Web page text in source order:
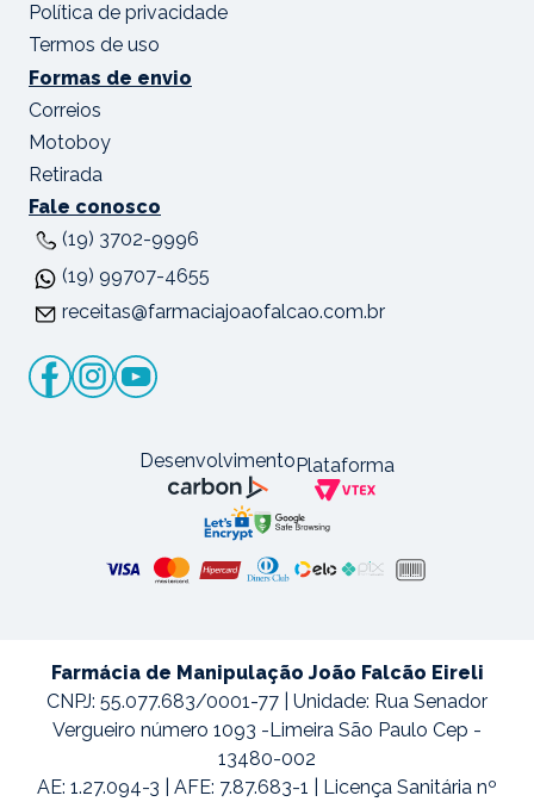
Política de privacidade
Termos de uso
Formas de envio
Correios
Motoboy
Retirada
Fale conosco
(19) 3702-9996
(19) 99707-4655
receitas@farmaciajoaofalcao.com.br
DesenvolvimentoPlataforma
Farmácia de Manipulação João Falcão Eireli
CNPJ: 55.077.683/0001-77 | Unidade: Rua Senador
Vergueiro número 1093 -Limeira São Paulo Cep -
13480-002
AE: 1.27.094-3 | AFE: 7.87.683-1 | Licença Sanitária nº